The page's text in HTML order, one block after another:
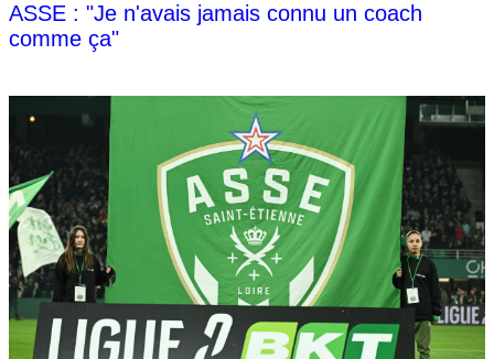
ASSE : "Je n'avais jamais connu un coach
comme ça"